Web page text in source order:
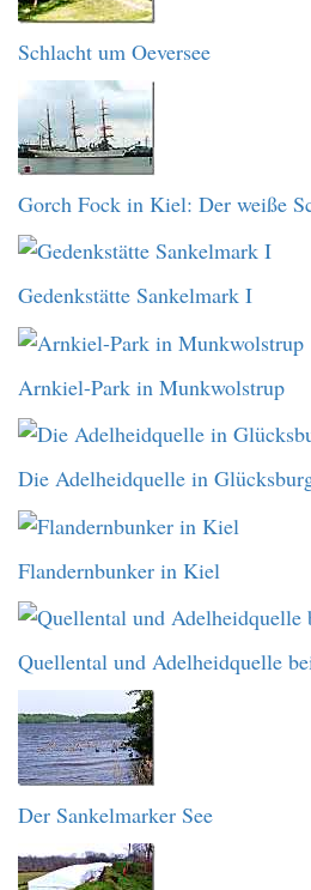
Schlacht um Oeversee
Gorch Fock in Kiel: Der weiße
Gedenkstätte Sankelmark I
Arnkiel-Park in Munkwolstrup
Die Adelheidquelle in
Flandernbunker in Kiel
Quellental und Adelheidquelle
Der Sankelmarker See